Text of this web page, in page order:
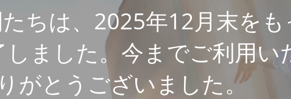
ちは、2025年12月末を
ました。今までご利用い
がとうございました。